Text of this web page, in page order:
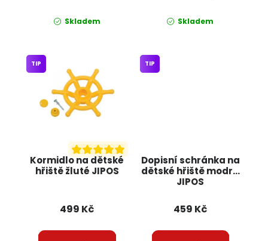
Skladem Skladem
Kormidlo na dětské
hřiště žluté JIPOS
TIP
499 Kč
Dopisní schránka na
dětské hřiště modrá
JIPOS
TIP
459 Kč